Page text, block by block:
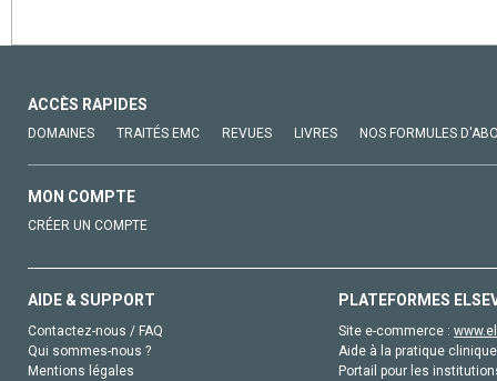
ACCÈS RAPIDES
DOMAINES TRAITÉS EMC REVUES LIVRES NOS FORMULES
MON COMPTE
CRÉER UN COMPTE
AIDE & SUPPORT
Contactez-nous / FAQ
Qui sommes-nous ?
Mentions légales
PLATEFORMES
Site e-commerce :
Aide à la pratique
Portail pour les